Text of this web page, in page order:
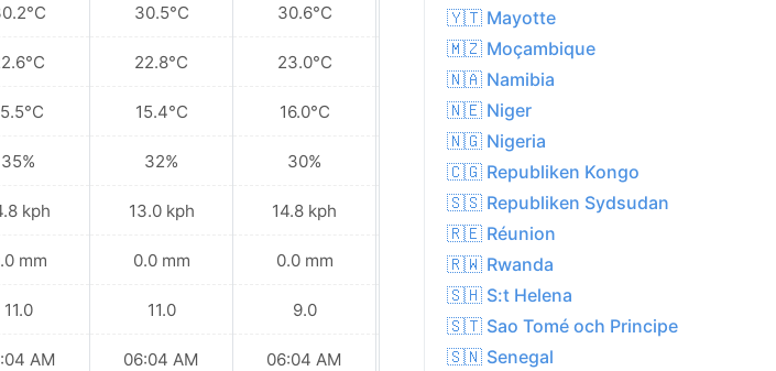
35%
kph
mm
11.0
AM
30.5°C
22.8°C
15.4°C
32%
13.0 kph
0.0 mm
11.0
06:04 AM
30.6°C
23.0°C
16.0°C
30%
14.8 kph
0.0 mm
9.0
06:04 AM
29.4°C
22.6°C
17.3°C
31%
17.6 kph
0.0 mm
8.0
06:04 AM
🇾🇹 Mayotte
🇲🇿 Moçambique
🇳🇦 Namibia
🇳🇪 Niger
🇳🇬 Nigeria
🇨🇬 Republiken Kongo
🇸🇸 Republiken Sydsudan
🇷🇪 Réunion
🇷🇼 Rwanda
🇸🇭 S:t Helena
🇸🇹 Sao Tomé och Principe
🇸🇳 Senegal